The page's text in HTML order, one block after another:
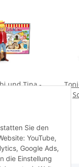
Sie den
YouTube,
Google Ads,
die Einstellung
und Tina -
€